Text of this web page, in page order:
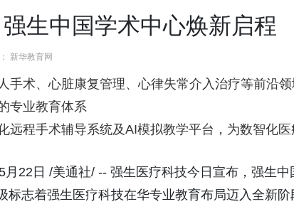
生中国学术中心焕新启程
新华教育网
手术、心脏康复管理、心律失常介入治疗等前沿
专业教育体系
远程手术辅导系统及AI模拟教学平台，为数智化
月22日 /美通社/ -- 强生医疗科技今日宣布，强生
标志着强生医疗科技在华专业教育布局迈入全新